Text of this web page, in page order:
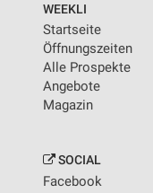
WEEKLI
Startseite
Öffnungszeiten
Alle Prospekte
Angebote
Magazin
SOCIAL
Facebook